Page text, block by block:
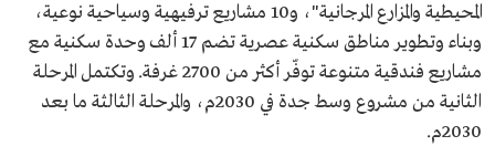
المحيطية والمزارع المرجانية"، و10 مشاريع ترفيهية وسياحية نوعية،
وبناء وتطوير مناطق سكنية عصرية تضم 17 ألف وحدة سكنية مع
مشاريع فندقية متنوعة توفّر أكثر من 2700 غرفة. وتكتمل المرحلة
الثانية من مشروع وسط جدة في 2030م، والمرحلة الثالثة ما بعد
2030م.